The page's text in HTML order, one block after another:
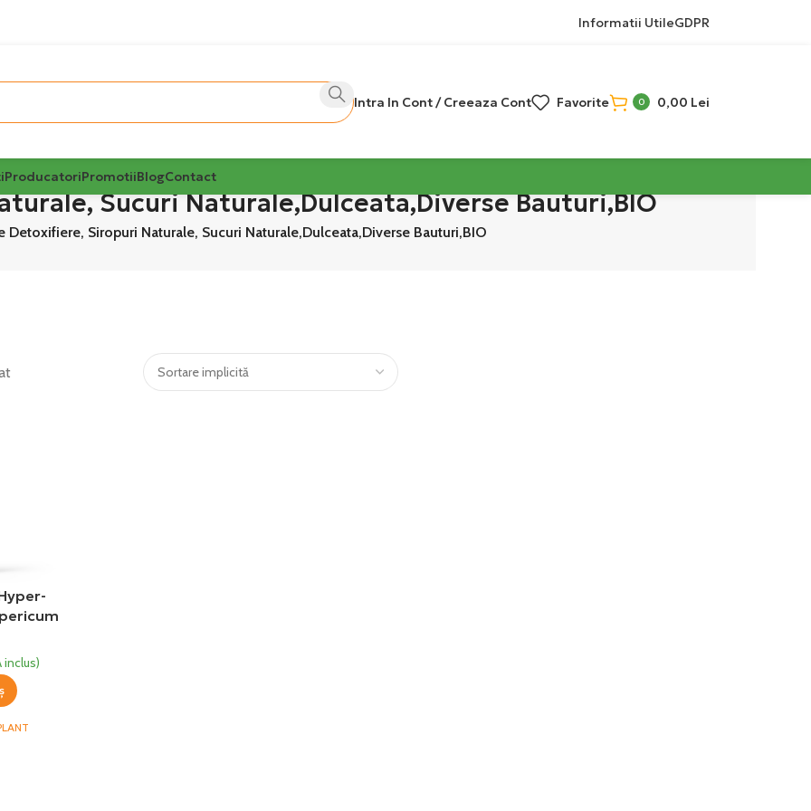
Informatii UtileGDPR
Intra In Cont / Creeaza Cont Favorite 0 0,00 Lei
ProducatoriPromotiiBlogContact
Sucuri Naturale,Dulceata,Diverse Bauturi,BIO
Detoxifiere, Siropuri Naturale, Sucuri Naturale,Dulceata,Diverse Bauturi,BIO
inclus)